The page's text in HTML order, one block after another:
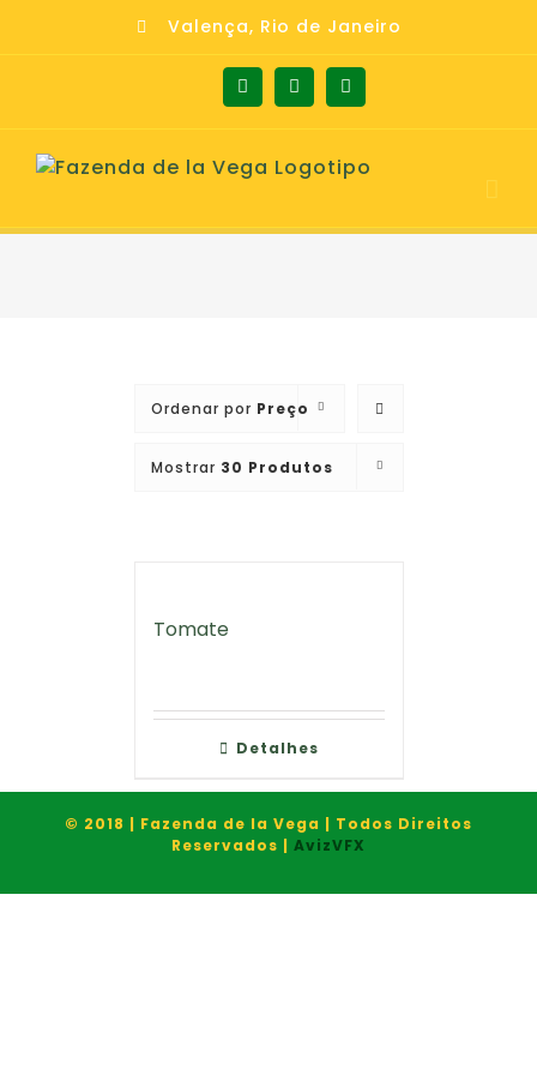
Valença, Rio de Janeiro
FacebookInstagram
Ordenar por Preço
Mostrar 30 Produtos
Tomate
Detalhes
© 2018 | Fazenda de la Vega | Todos Direitos
Reservados | AvizVFX